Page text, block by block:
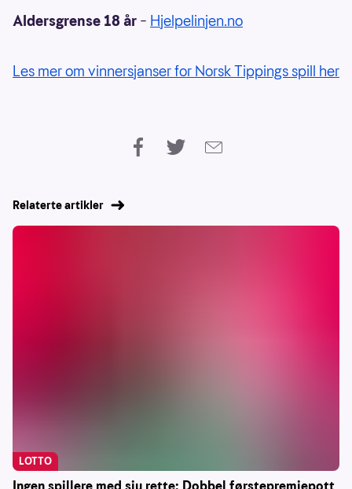
Aldersgrense 18 år – Hjelpelinjen.no
Les mer om vinnersjanser for Norsk Tippings spill her
Relaterte artikler
LOTTO